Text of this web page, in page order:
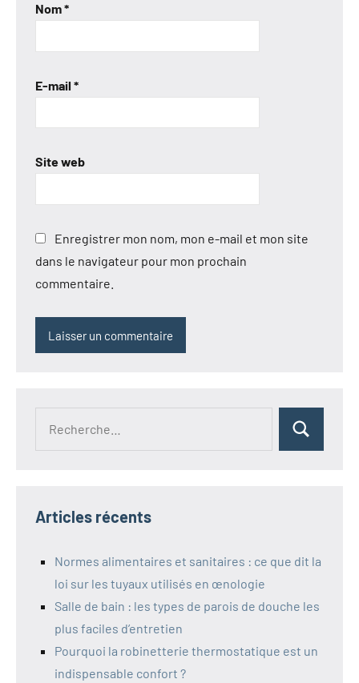
Nom*
E-mail *
Site web
Enregistrer mon nom, mon e-mail et mon site
dans le navigateur pour mon prochain
commentaire.
Rechercher
Articles récents
Normes alimentaires et sanitaires : ce que dit la
loi sur les tuyaux utilisés en œnologie
Salle de bain : les types de parois de douche les
plus faciles d’entretien
Pourquoi la robinetterie thermostatique est un
indispensable confort ?